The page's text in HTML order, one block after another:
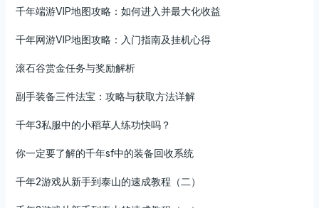
千年端游VIP地图攻略：如何进入并最大化收益
千年网游VIP地图攻略：入门指南及挂机心得
滚石谷赏金任务与奖励解析
副手装备三件法宝：攻略与获取方法详解
千年3私服中的小稻草人练功快吗？
你一定要了解的千年sf中的装备回收系统
千年2游戏从新手到泰山的速成教程（二）